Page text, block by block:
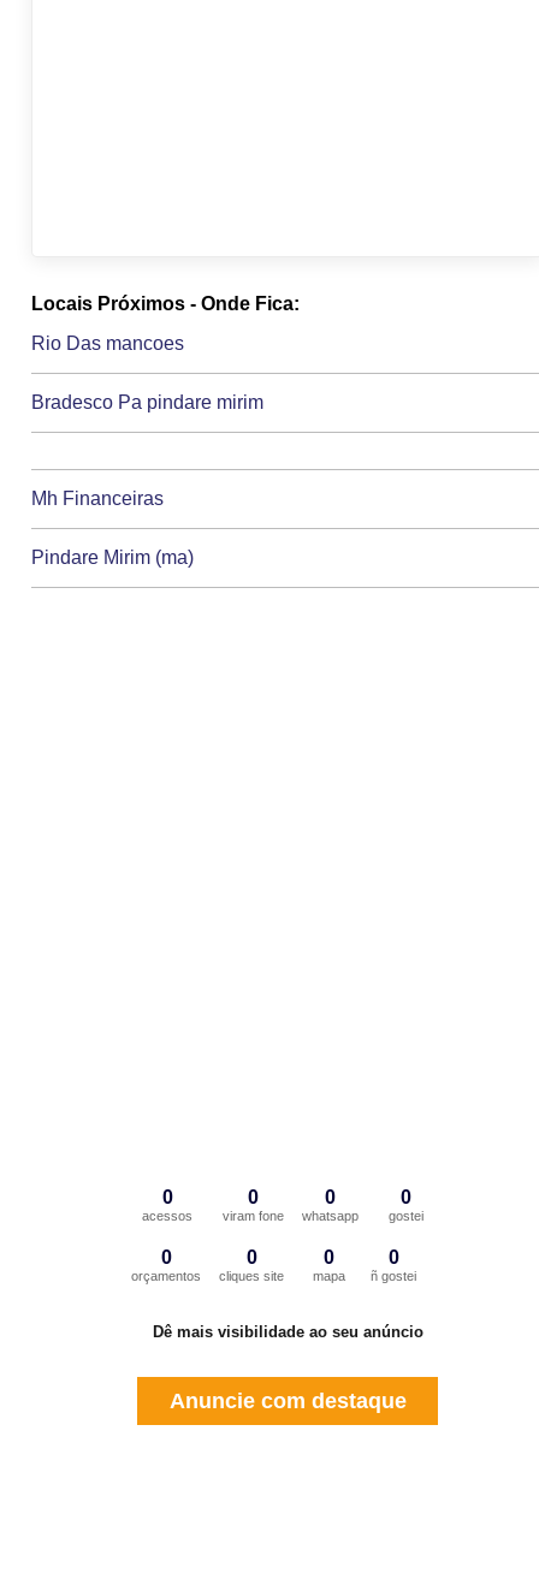
Locais Próximos - Onde Fica:
Rio Das mancoes
Bradesco Pa pindare mirim
Mh Financeiras
Pindare Mirim (ma)
0
acessos
0
viram fone
0
whatsapp
0
gostei
0
orçamentos
0
cliques site
0
mapa
0
ñ gostei
Dê mais visibilidade ao seu anúncio
Anuncie com destaque